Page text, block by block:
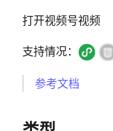
打开视频号视频
支持情况：
参考文档